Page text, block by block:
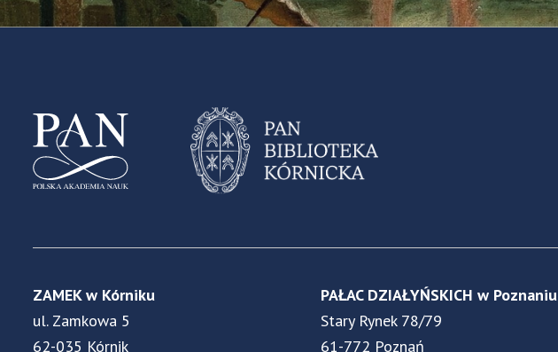
ZAMEK w Kórniku
ul. Zamkowa 5
62-035 Kórnik
PAŁAC DZIAŁYŃSKICH w Poznaniu
Stary Rynek 78/79
61-772 Poznań